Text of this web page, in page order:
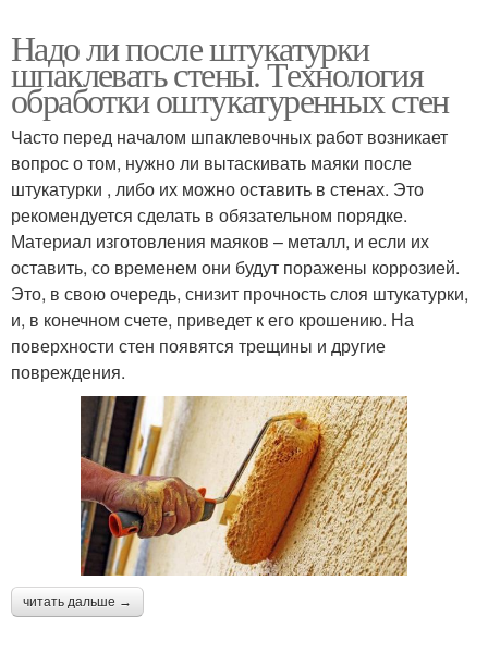
Надо ли после штукатурки
шпаклевать стены. Технология
обработки оштукатуренных стен
Часто перед началом шпаклевочных работ возникает
вопрос о том, нужно ли вытаскивать маяки после
штукатурки , либо их можно оставить в стенах. Это
рекомендуется сделать в обязательном порядке.
Материал изготовления маяков – металл, и если их
оставить, со временем они будут поражены коррозией.
Это, в свою очередь, снизит прочность слоя штукатурки,
и, в конечном счете, приведет к его крошению. На
поверхности стен появятся трещины и другие
повреждения.
читать дальше →